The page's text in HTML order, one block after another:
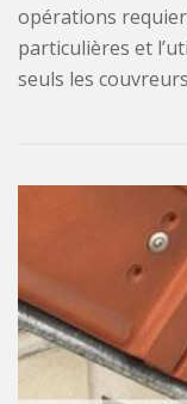
opérations
particulières et
seuls les